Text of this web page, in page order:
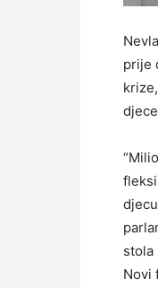
prije
stola
Novi